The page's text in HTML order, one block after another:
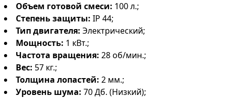
Объем готовой смеси: 100 л.;
Степень защиты: IP 44;
Тип двигателя: Электрический;
Мощность: 1 кВт.;
Частота вращения: 28 об/мин.;
Вес: 57 кг.;
Толщина лопастей: 2 мм.;
Уровень шума: 70 Дб. (Низкий);